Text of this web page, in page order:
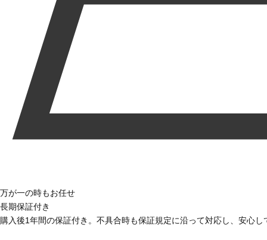
万が一の時もお任せ
長期保証付き
購入後1年間の保証付き。不具合時も保証規定に沿って対応し、安心